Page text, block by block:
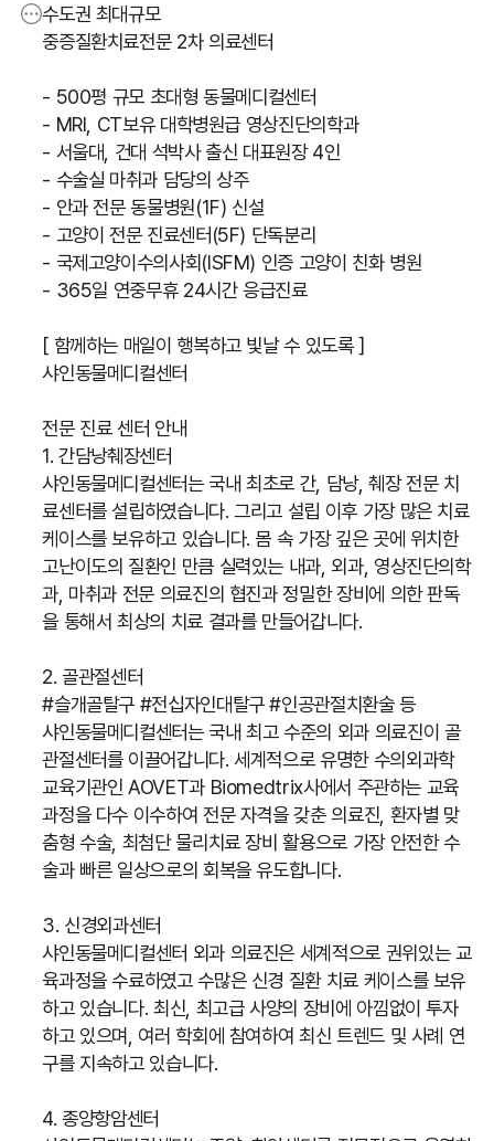
수도권 최대규모
중증질환치료전문 2차 의료센터
- 500평 규모 초대형 동물메디컬센터
- MRI, CT보유 대학병원급 영상진단의학과
- 서울대, 건대 석박사 출신 대표원장 4인
- 수술실 마취과 담당의 상주
- 안과 전문 동물병원(1F) 신설
- 고양이 전문 진료센터(5F) 단독분리
- 국제고양이수의사회(ISFM) 인증 고양이 친화 병원
- 365일 연중무휴 24시간 응급진료
[ 함께하는 매일이 행복하고 빛날 수 있도록 ]
샤인동물메디컬센터
전문 진료 센터 안내
1. 간담낭췌장센터
샤인동물메디컬센터는 국내 최초로 간, 담낭, 췌장 전문 치
료센터를 설립하였습니다. 그리고 설립 이후 가장 많은 치료
케이스를 보유하고 있습니다. 몸 속 가장 깊은 곳에 위치한
고난이도의 질환인 만큼 실력있는 내과, 외과, 영상진단의학
과, 마취과 전문 의료진의 협진과 정밀한 장비에 의한 판독
을 통해서 최상의 치료 결과를 만들어갑니다.
2. 골관절센터
#슬개골탈구 #전십자인대탈구 #인공관절치환술 등
샤인동물메디컬센터는 국내 최고 수준의 외과 의료진이 골
관절센터를 이끌어갑니다. 세계적으로 유명한 수의외과학
교육기관인 AOVET과 Biomedtrix사에서 주관하는 교육
과정을 다수 이수하여 전문 자격을 갖춘 의료진, 환자별 맞
춤형 수술, 최첨단 물리치료 장비 활용으로 가장 안전한 수
술과 빠른 일상으로의 회복을 유도합니다.
3. 신경외과센터
샤인동물메디컬센터 외과 의료진은 세계적으로 권위있는 교
육과정을 수료하였고 수많은 신경 질환 치료 케이스를 보유
하고 있습니다. 최신, 최고급 사양의 장비에 아낌없이 투자
하고 있으며, 여러 학회에 참여하여 최신 트렌드 및 사례 연
구를 지속하고 있습니다.
4. 종양항암센터